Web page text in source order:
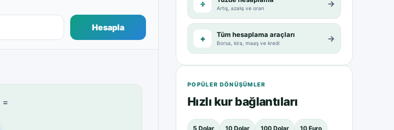
Hesapla
=
÷ Artış, azalış ve oran →
+ Tüm hesaplama araçları
Borsa, kira, maaş ve kredi →
POPÜLER DÖNÜŞÜMLER
Hızlı kur bağlantıları
5 Dolar 10 Dolar 100 Dolar 10 Euro